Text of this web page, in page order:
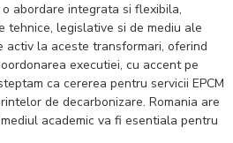
abordare integrata si flexibila,
tehnice, legislative si de mediu ale
activ la aceste transformari, oferind
executiei, cu accent pe
ca cererea pentru servicii EPCM
de decarbonizare. Romania are
academic va fi esentiala pentru